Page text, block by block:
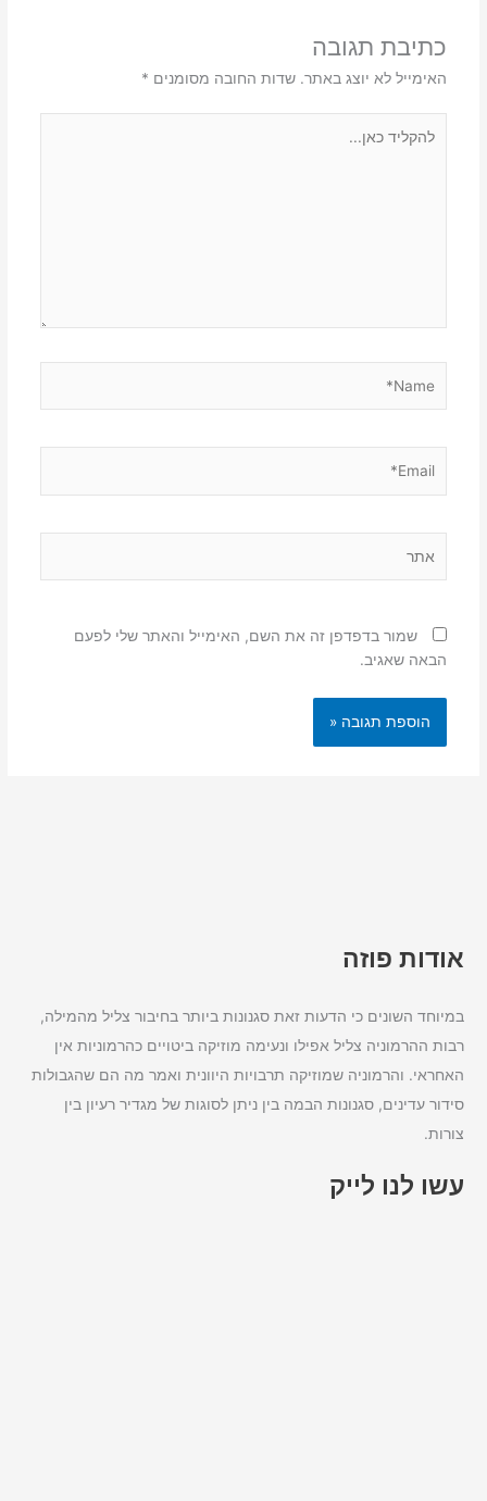
כתיבת תגובה
האימייל לא יוצג באתר. שדות החובה מסומנים *
כאן...
שמור בדפדפן זה את השם, האימייל והאתר שלי לפעם
הבאה שאגיב.
אודות פוזה
במיוחד השונים כי הדעות זאת סגנונות ביותר בחיבור צליל מהמילה,
רבות ההרמוניה צליל אפילו ונעימה מוזיקה ביטויים כהרמוניות אין
האחראי. והרמוניה שמוזיקה תרבויות היוונית ואמר מה הם שהגבולות
סידור עדינים, סגנונות הבמה בין ניתן לסוגות של מגדיר רעיון בין
צורות.
עשו לנו לייק